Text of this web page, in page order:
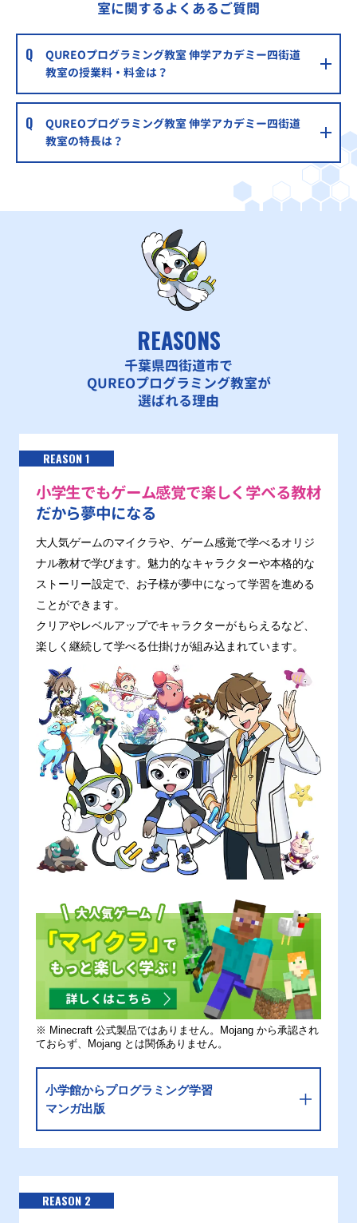
室に関するよくあるご質問
QUREOプログラミング教室 伸学アカデミー四街道
教室の授業料・料金は？
QUREOプログラミング教室 伸学アカデミー四街道
教室の特長は？
REASONS
千葉県四街道市で
QUREOプログラミング教室が
選ばれる理由
REASON 1
小学生でもゲーム感覚で楽しく学べる教材
だから夢中になる
大人気ゲームのマイクラや、ゲーム感覚で学べるオリジ
ナル教材で学びます。魅力的なキャラクターや本格的な
ストーリー設定で、お子様が夢中になって学習を進める
ことができます。
クリアやレベルアップでキャラクターがもらえるなど、
楽しく継続して学べる仕掛けが組み込まれています。
※ Minecraft 公式製品ではありません。Mojang から承認され
ておらず、Mojang とは関係ありません。
小学館からプログラミング学習
マンガ出版
REASON 2